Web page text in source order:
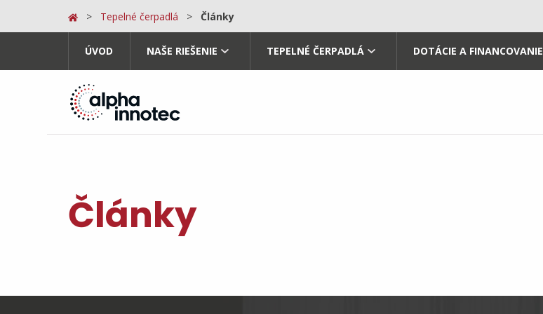
Tepelné čerpadlá Články
ÚVOD NAŠE RIEŠENIE TEPELNÉ ČERPADLÁ DOTÁCIE A FINANCOVANIE
Články